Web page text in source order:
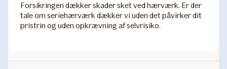
Forsikringen dækker skader sket ved hærværk. Er der
tale om seriehærværk dækker vi uden det påvirker dit
pristrin og uden opkrævning af selvrisiko.